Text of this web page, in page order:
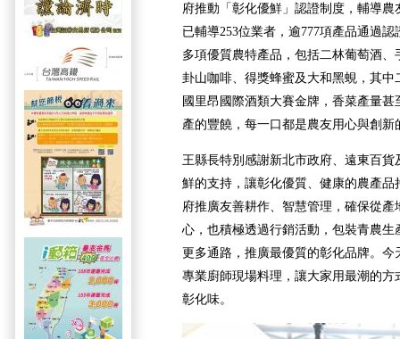
府推動「彰化優鮮」認證制度，輔導
已輔導253位業者，逾777項產品通過
多項優質農特產品，包括二林葡萄酒
卦山咖啡、得獎蜂蜜及大和黑蜆，其中
國里昂國際酒類大賽金牌，香菜產量
產的豐饒，每一口都是農友用心與創
王縣長特別感謝新北市政府、遠東百
鮮的支持，讓彰化優質、健康的農產
府推廣友善耕作、智慧管理，確保從
心，也積極透過行銷活動，包裝青農
更多通路，推廣最優質的彰化品牌。
專業廚師現場料理，讓大家用最潮的
彰化味。